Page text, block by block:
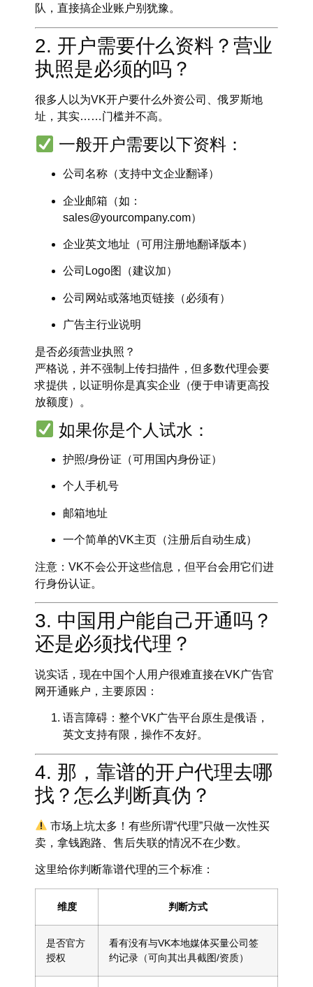
队， 直接搞企业账户别犹豫。
2. 开户需要什么资料？营业
执照是必须的吗？
很多人以为VK开户要什么外资公司、俄罗斯地
址，其实……门槛并不高。
一般开户需要以下资料：
公司名称（支持中文企业翻译）
企业邮箱（如：
sales@yourcompany.com）
企业英文地址（可用注册地翻译版本）
公司Logo图（建议加）
公司网站或落地页链接（必须有）
广告主行业说明
是否必须营业执照？
严格说，并不强制上传扫描件，但多数代理会要
求提供，以证明你是真实企业（便于申请更高投
放额度）。
如果你是个人试水：
护照/身份证（可用国内身份证）
个人手机号
邮箱地址
一个简单的VK主页（注册后自动生成）
注意：VK不会公开这些信息，但平台会用它们进
行身份认证。
3. 中国用户能自己开通吗？
还是必须找代理？
说实话，现在中国个人用户很难直接在VK广告官
网开通账户 ，主要原因：
语言障碍 ：整个VK广告平台原生是俄语，
英文支持有限，操作不友好。
4. 那，靠谱的开户代理去哪
找？怎么判断真伪？
市场上坑太多！有些所谓“代理”只做一次性买
卖，拿钱跑路、售后失联的情况不在少数。
这里给你判断靠谱代理的三个标准 ：
维度 判断方式
是否官方
授权
看有没有与VK本地媒体买量公司签
约记录（可向其出具截图/资质）